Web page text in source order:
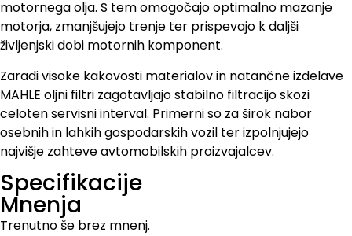
motornega olja. S tem omogočajo optimalno mazanje
motorja, zmanjšujejo trenje ter prispevajo k daljši
življenjski dobi motornih komponent.
Zaradi visoke kakovosti materialov in natančne izdelave
MAHLE oljni filtri zagotavljajo stabilno filtracijo skozi
celoten servisni interval. Primerni so za širok nabor
osebnih in lahkih gospodarskih vozil ter izpolnjujejo
najvišje zahteve avtomobilskih proizvajalcev.
Specifikacije
Mnenja
Trenutno še brez mnenj.